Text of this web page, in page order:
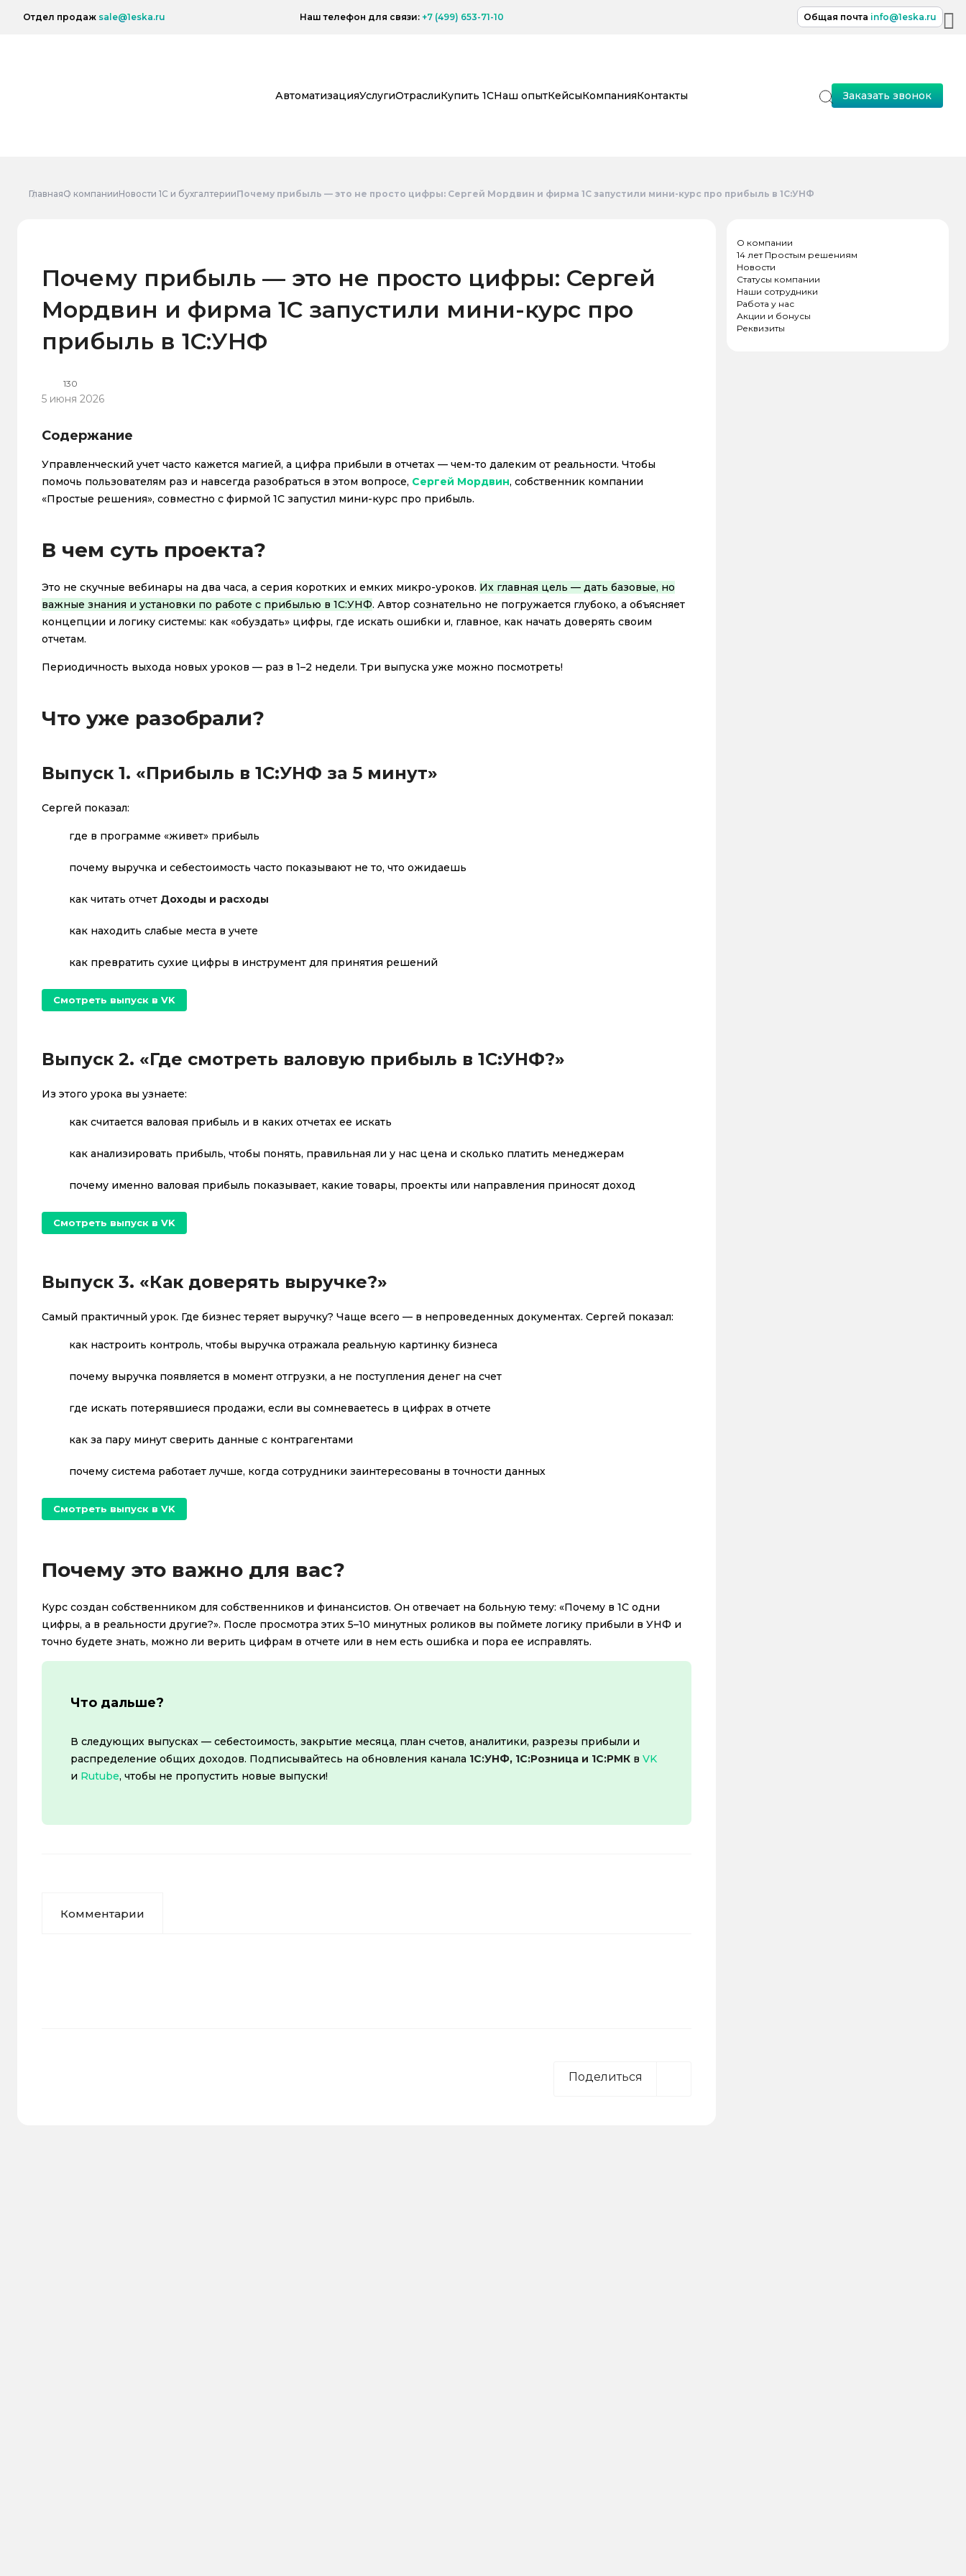
Отдел продаж sale@1eska.ru Наш телефон для связи: +7 (499) 653-71-10 Общая почта info@1eska.ru
АвтоматизацияУслугиОтраслиКупить 1СНаш опытКейсыКомпанияКонтакты Заказать звонок
ГлавнаяО компанииНовости 1С и бухгалтерииПочему прибыль — это не просто цифры: Сергей Мордвин и фирма 1С запустили мини-курс про прибыль в 1С:УНФ
Почему прибыль — это не просто цифры: Сергей
Мордвин и фирма 1С запустили мини-курс про
прибыль в 1С:УНФ
130
5 июня 2026
Содержание
Управленческий учет часто кажется магией, а цифра прибыли в отчетах — чем-то далеким от реальности. Чтобы
помочь пользователям раз и навсегда разобраться в этом вопросе, Сергей Мордвин, собственник компании
«Простые решения», совместно с фирмой 1С запустил мини-курс про прибыль.
В чем суть проекта?
Это не скучные вебинары на два часа, а серия коротких и емких микро-уроков. Их главная цель — дать базовые, но
важные знания и установки по работе с прибылью в 1С:УНФ. Автор сознательно не погружается глубоко, а объясняет
концепции и логику системы: как «обуздать» цифры, где искать ошибки и, главное, как начать доверять своим
отчетам.
Периодичность выхода новых уроков — раз в 1–2 недели. Три выпуска уже можно посмотреть!
Что уже разобрали?
Выпуск 1. «Прибыль в 1С:УНФ за 5 минут»
Сергей показал:
где в программе «живет» прибыль
почему выручка и себестоимость часто показывают не то, что ожидаешь
как читать отчет Доходы и расходы
как находить слабые места в учете
как превратить сухие цифры в инструмент для принятия решений
Смотреть выпуск в VK
Выпуск 2. «Где смотреть валовую прибыль в 1С:УНФ?»
Из этого урока вы узнаете:
как считается валовая прибыль и в каких отчетах ее искать
как анализировать прибыль, чтобы понять, правильная ли у нас цена и сколько платить менеджерам
почему именно валовая прибыль показывает, какие товары, проекты или направления приносят доход
Смотреть выпуск в VK
Выпуск 3. «Как доверять выручке?»
Самый практичный урок. Где бизнес теряет выручку? Чаще всего — в непроведенных документах. Сергей показал:
как настроить контроль, чтобы выручка отражала реальную картинку бизнеса
почему выручка появляется в момент отгрузки, а не поступления денег на счет
где искать потерявшиеся продажи, если вы сомневаетесь в цифрах в отчете
как за пару минут сверить данные с контрагентами
почему система работает лучше, когда сотрудники заинтересованы в точности данных
Смотреть выпуск в VK
Почему это важно для вас?
Курс создан собственником для собственников и финансистов. Он отвечает на больную тему: «Почему в 1С одни
цифры, а в реальности другие?». После просмотра этих 5–10 минутных роликов вы поймете логику прибыли в УНФ и
точно будете знать, можно ли верить цифрам в отчете или в нем есть ошибка и пора ее исправлять.
Что дальше?
В следующих выпусках — себестоимость, закрытие месяца, план счетов, аналитики, разрезы прибыли и
распределение общих доходов. Подписывайтесь на обновления канала 1С:УНФ, 1С:Розница и 1С:РМК в VK
и Rutube, чтобы не пропустить новые выпуски!
Комментарии
Поделиться
О компании
14 лет Простым решениям
Новости
Статусы компании
Наши сотрудники
Работа у нас
Акции и бонусы
Реквизиты